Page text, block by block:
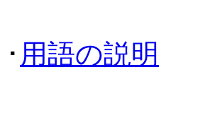
･ 用語の説明